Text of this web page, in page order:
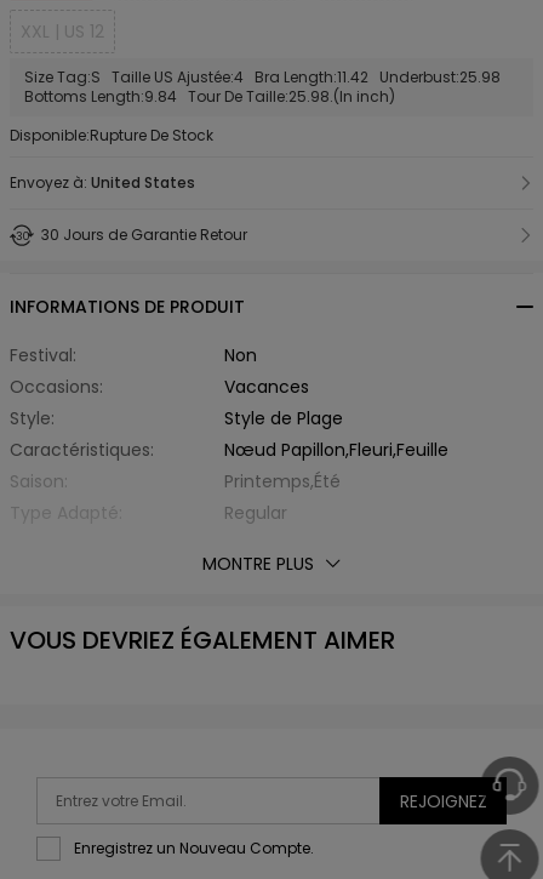
XXL | US 12
Size Tag:S Taille US Ajustée:4 Bra Length:11.42 Underbust:25.98
Bottoms Length:9.84 Tour De Taille:25.98.(In inch)
Disponible:Rupture De Stock
Envoyez à: United States
30 Jours de Garantie Retour
INFORMATIONS DE PRODUIT
Festival:
Non
Occasions:
Vacances
Style:
Style de Plage
Caractéristiques:
Nœud Papillon,Fleuri,Feuille
Saison:
Printemps,Été
Type Adapté:
Regular
Hautement Elastique
Matière:
Fibre Élastique,Polyamide
amovibles)
Type de Bretelle:
Ras du Cou
Type de Taille:
Taille Haute
MONTRE PLUS
VOUS DEVRIEZ ÉGALEMENT AIMER
REJOIGNEZ
Enregistrez un Nouveau Compte.